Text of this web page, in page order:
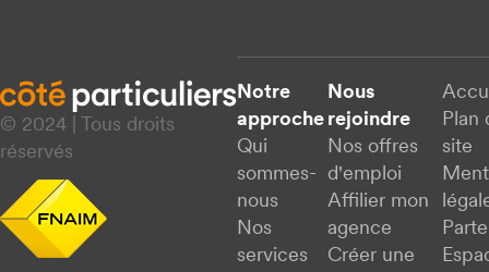
© 2024 | Tous droits
réservés
Notre
approche
Qui
sommes-
nous
Nos
services
Nous
rejoindre
Nos offres
d'emploi
Affilier mon
agence
Créer une
Plan
site